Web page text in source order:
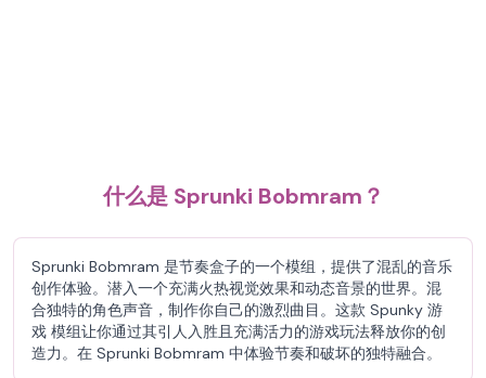
什么是 Sprunki Bobmram？
Sprunki Bobmram 是节奏盒子的一个模组，提供了混乱的音乐
创作体验。潜入一个充满火热视觉效果和动态音景的世界。混
合独特的角色声音，制作你自己的激烈曲目。这款 Spunky 游
戏 模组让你通过其引人入胜且充满活力的游戏玩法释放你的创
造力。在 Sprunki Bobmram 中体验节奏和破坏的独特融合。